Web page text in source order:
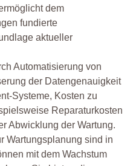
dem
fundierte
aktueller
Automatisierung von
der Datengenauigkeit
Systeme, Kosten zu
Reparaturkosten
Abwicklung der Wartung.
Wartungsplanung sind in
mit dem Wachstum